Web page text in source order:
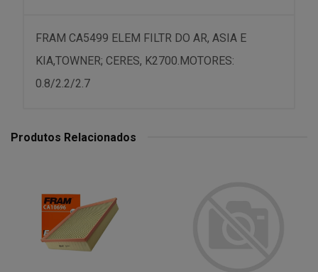
FRAM CA5499 ELEM FILTR DO AR, ASIA E
KIA,TOWNER; CERES, K2700.MOTORES:
0.8/2.2/2.7
Produtos Relacionados